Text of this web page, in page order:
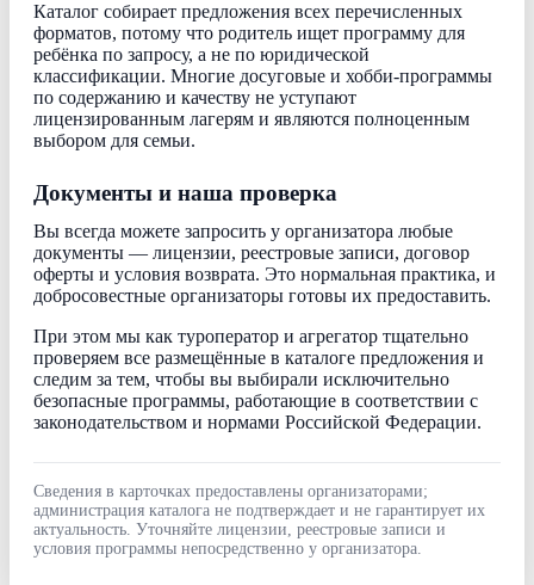
Каталог собирает предложения всех перечисленных
форматов, потому что родитель ищет программу для
ребёнка по запросу, а не по юридической
классификации. Многие досуговые и хобби-программы
по содержанию и качеству не уступают
лицензированным лагерям и являются полноценным
выбором для семьи.
Документы и наша проверка
Вы всегда можете запросить у организатора любые
документы — лицензии, реестровые записи, договор
оферты и условия возврата. Это нормальная практика, и
добросовестные организаторы готовы их предоставить.
При этом мы как туроператор и агрегатор тщательно
проверяем все размещённые в каталоге предложения и
следим за тем, чтобы вы выбирали исключительно
безопасные программы, работающие в соответствии с
законодательством и нормами Российской Федерации.
Сведения в карточках предоставлены организаторами;
администрация каталога не подтверждает и не гарантирует их
актуальность. Уточняйте лицензии, реестровые записи и
условия программы непосредственно у организатора.